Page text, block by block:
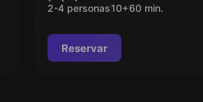
2-4 personas10+60 min.
Reservar